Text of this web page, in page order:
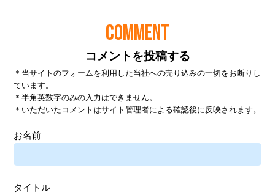
COMMENT
コメントを投稿する
＊当サイトのフォームを利用した当社への売り込みの一切をお断りし
ています。
＊半角英数字のみの入力はできません。
＊いただいたコメントはサイト管理者による確認後に反映されます。
お名前
タイトル